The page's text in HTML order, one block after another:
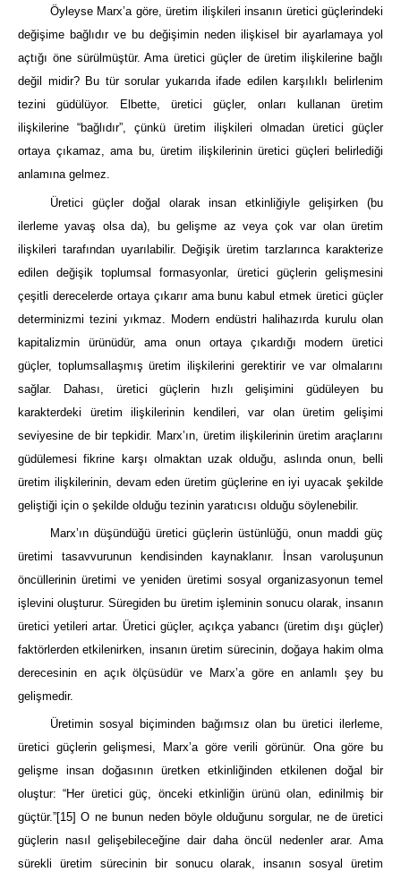
Öyleyse Marx’a göre, üretim ilişkileri insanın üretici güçlerindeki
değişime bağlıdır ve bu değişimin neden ilişkisel bir ayarlamaya yol
açtığı öne sürülmüştür. Ama üretici güçler de üretim ilişkilerine bağlı
değil midir? Bu tür sorular yukarıda ifade edilen karşılıklı belirlenim
tezini güdülüyor. Elbette, üretici güçler, onları kullanan üretim
ilişkilerine “bağlıdır”, çünkü üretim ilişkileri olmadan üretici güçler
ortaya çıkamaz, ama bu, üretim ilişkilerinin üretici güçleri belirlediği
anlamına gelmez.
Üretici güçler doğal olarak insan etkinliğiyle gelişirken (bu
ilerleme yavaş olsa da), bu gelişme az veya çok var olan üretim
ilişkileri tarafından uyarılabilir. Değişik üretim tarzlarınca karakterize
edilen değişik toplumsal formasyonlar, üretici güçlerin gelişmesini
çeşitli derecelerde ortaya çıkarır ama bunu kabul etmek üretici güçler
determinizmi tezini yıkmaz. Modern endüstri halihazırda kurulu olan
kapitalizmin ürünüdür, ama onun ortaya çıkardığı modern üretici
güçler, toplumsallaşmış üretim ilişkilerini gerektirir ve var olmalarını
sağlar. Dahası, üretici güçlerin hızlı gelişimini güdüleyen bu
karakterdeki üretim ilişkilerinin kendileri, var olan üretim gelişimi
seviyesine de bir tepkidir. Marx’ın, üretim ilişkilerinin üretim araçlarını
güdülemesi fikrine karşı olmaktan uzak olduğu, aslında onun, belli
üretim ilişkilerinin, devam eden üretim güçlerine en iyi uyacak şekilde
geliştiği için o şekilde olduğu tezinin yaratıcısı olduğu söylenebilir.
Marx’ın düşündüğü üretici güçlerin üstünlüğü, onun maddi güç
üretimi tasavvurunun kendisinden kaynaklanır. İnsan varoluşunun
öncüllerinin üretimi ve yeniden üretimi sosyal organizasyonun temel
işlevini oluşturur. Süregiden bu üretim işleminin sonucu olarak, insanın
üretici yetileri artar. Üretici güçler, açıkça yabancı (üretim dışı güçler)
faktörlerden etkilenirken, insanın üretim sürecinin, doğaya hakim olma
derecesinin en açık ölçüsüdür ve Marx’a göre en anlamlı şey bu
gelişmedir.
Üretimin sosyal biçiminden bağımsız olan bu üretici ilerleme,
üretici güçlerin gelişmesi, Marx’a göre verili görünür. Ona göre bu
gelişme insan doğasının üretken etkinliğinden etkilenen doğal bir
oluştur: “Her üretici güç, önceki etkinliğin ürünü olan, edinilmiş bir
güçtür.”[15] O ne bunun neden böyle olduğunu sorgular, ne de üretici
güçlerin nasıl gelişebileceğine dair daha öncül nedenler arar. Ama
sürekli üretim sürecinin bir sonucu olarak, insanın sosyal üretim